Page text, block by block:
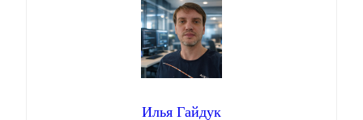
Илья Гайдук